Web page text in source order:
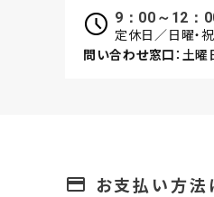
9：00～12：
定休日／日曜・
問い合わせ窓口 ：土
payment お支払い方法